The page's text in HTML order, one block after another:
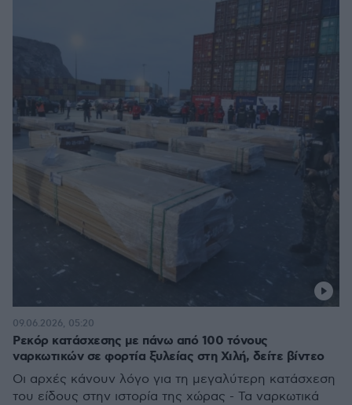
Ρεκόρ κατάσχεσης με πάνω από 100 τόνους
ναρκωτικών σε φορτία ξυλείας στη Χιλή, δείτε βίντεο
Οι αρχές κάνουν λόγο για τη μεγαλύτερη κατάσχεση
του είδους στην ιστορία της χώρας - Τα ναρκωτικά
09.06.2026, 05:20